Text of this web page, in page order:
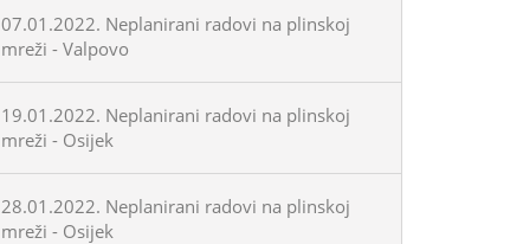
07.01.2022. Neplanirani radovi na plinskoj
mreži - Valpovo
19.01.2022. Neplanirani radovi na plinskoj
mreži - Osijek
28.01.2022. Neplanirani radovi na plinskoj
mreži - Osijek